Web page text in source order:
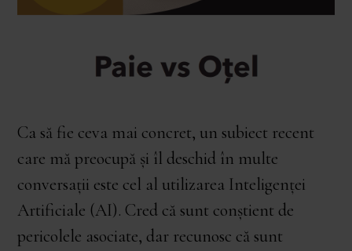
Ca să fie ceva mai concret, un subiect recent
care mă preocupă și îl deschid în multe
conversații este cel al utilizarea Inteligenței
Artificiale (AI). Cred că sunt conștient de
pericolele asociate, dar recunosc că sunt